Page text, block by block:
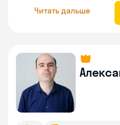
Читать дальше